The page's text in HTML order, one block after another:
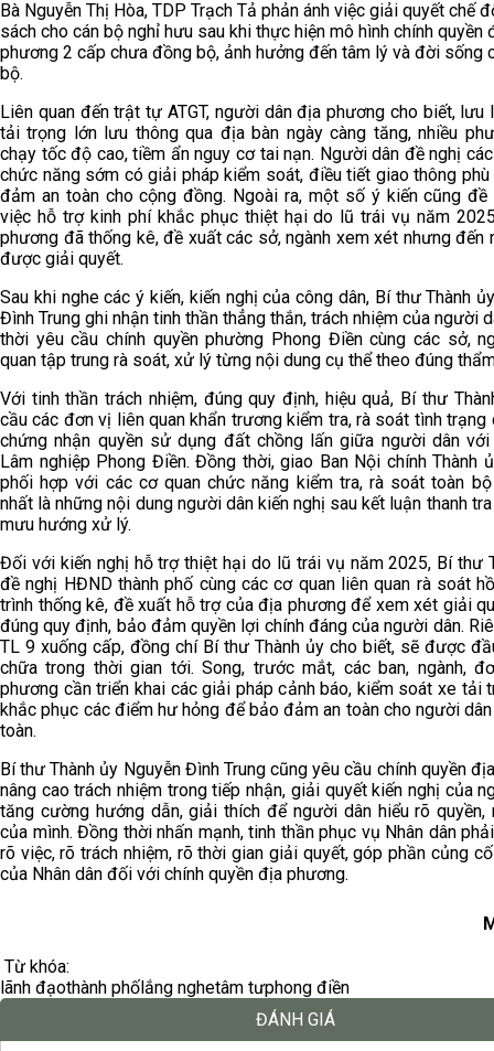
Bà Nguyễn Thị Hòa, TDP Trạch Tả phản ánh việc giải quyết chế
sách cho cán bộ nghỉ hưu sau khi thực hiện mô hình chính quyền
phương 2 cấp chưa đồng bộ, ảnh hưởng đến tâm lý và đời sống
bộ.
Liên quan đến trật tự ATGT, người dân địa phương cho biết, lưu
tải trọng lớn lưu thông qua địa bàn ngày càng tăng, nhiều
chạy tốc độ cao, tiềm ẩn nguy cơ tai nạn. Người dân đề nghị
chức năng sớm có giải pháp kiểm soát, điều tiết giao thông
đảm an toàn cho cộng đồng. Ngoài ra, một số ý kiến cũng đề
việc hỗ trợ kinh phí khắc phục thiệt hại do lũ trái vụ năm
phương đã thống kê, đề xuất các sở, ngành xem xét nhưng đến
được giải quyết.
Sau khi nghe các ý kiến, kiến nghị của công dân, Bí thư Thành
Đình Trung ghi nhận tinh thần thẳng thắn, trách nhiệm của người
thời yêu cầu chính quyền phường Phong Điền cùng các sở,
quan tập trung rà soát, xử lý từng nội dung cụ thể theo đúng
Với tinh thần trách nhiệm, đúng quy định, hiệu quả, Bí thư
cầu các đơn vị liên quan khẩn trương kiểm tra, rà soát tình trạng
chứng nhận quyền sử dụng đất chồng lấn giữa người dân
Lâm nghiệp Phong Điền. Đồng thời, giao Ban Nội chính Thành
phối hợp với các cơ quan chức năng kiểm tra, rà soát toàn
nhất là những nội dung người dân kiến nghị sau kết luận thanh
mưu hướng xử lý.
Đối với kiến nghị hỗ trợ thiệt hại do lũ trái vụ năm 2025, Bí thư
đề nghị HĐND thành phố cùng các cơ quan liên quan rà soát
trình thống kê, đề xuất hỗ trợ của địa phương để xem xét giải
đúng quy định, bảo đảm quyền lợi chính đáng của người dân.
TL 9 xuống cấp, đồng chí Bí thư Thành ủy cho biết, sẽ được
chữa trong thời gian tới. Song, trước mắt, các ban, ngành,
phương cần triển khai các giải pháp cảnh báo, kiểm soát xe tải
khắc phục các điểm hư hỏng để bảo đảm an toàn cho người
toàn.
Bí thư Thành ủy Nguyễn Đình Trung cũng yêu cầu chính quyền
nâng cao trách nhiệm trong tiếp nhận, giải quyết kiến nghị của
tăng cường hướng dẫn, giải thích để người dân hiểu rõ quyền,
của mình. Đồng thời nhấn mạnh, tinh thần phục vụ Nhân dân
rõ việc, rõ trách nhiệm, rõ thời gian giải quyết, góp phần củng
của Nhân dân đối với chính quyền địa phương.
Từ khóa:
lãnh đạothành phốlắng nghetâm tưphong điền
ĐÁNH GIÁ